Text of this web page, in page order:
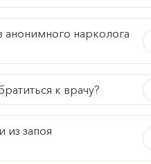
нарколога
к врачу?
из запоя